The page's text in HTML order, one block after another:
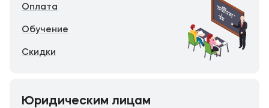
Оплата
Обучение
Скидки
Юридическим лицам